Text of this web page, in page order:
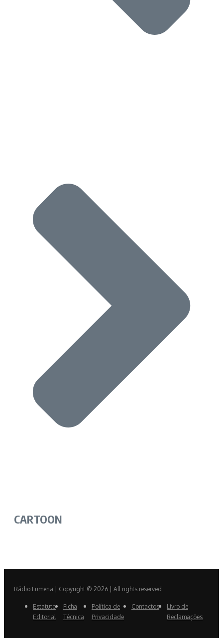
CARTOON
Rádio Lumena | Copyright © 2026 | All rights reserved
Estatuto
Editorial
Ficha
Técnica
Política de
Privacidade
Contactos
Livro de
Reclamações